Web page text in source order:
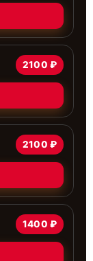
2100 ₽
2100 ₽
1400 ₽